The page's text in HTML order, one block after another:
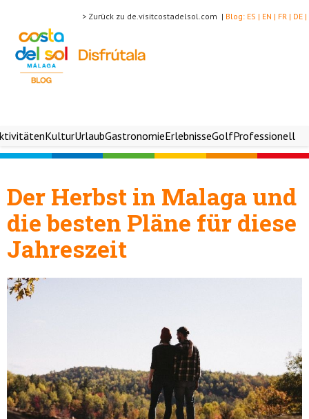
DE |
FR |
EN |
ES |
Blog:
> Zurück zu de.visitcostadelsol.com |
KulturUrlaubGastronomieErlebnisseGolfProfessionell
Der Herbst in Malaga und
die besten Pläne für diese
Jahreszeit